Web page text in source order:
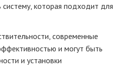
которая подходит для
современные
и могут быть
и установки